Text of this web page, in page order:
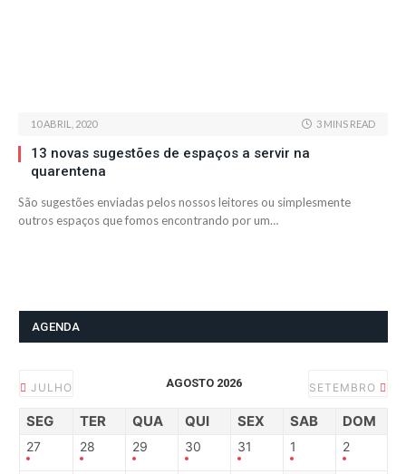
10 ABRIL, 2020 3 MINS READ
13 novas sugestões de espaços a servir na
quarentena
São sugestões enviadas pelos nossos leitores ou simplesmente
outros espaços que fomos encontrando por um…
AGENDA
JULHO AGOSTO 2026 SETEMBRO
SEG TER QUA QUI SEX SAB DOM
27 28 29 30 31 1 2